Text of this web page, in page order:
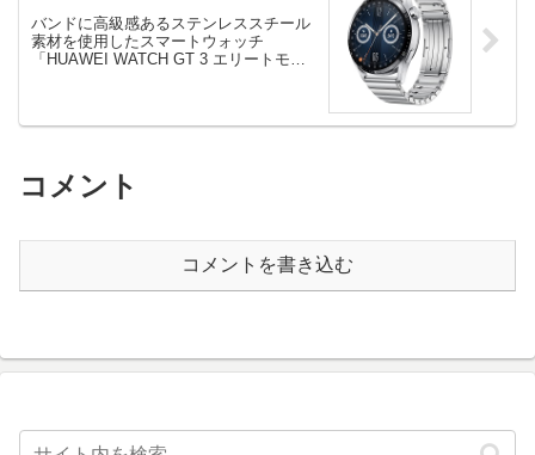
バンドに高級感あるステンレススチール
素材を使用したスマートウォッチ
「HUAWEI WATCH GT 3 エリートモデ
コメント
コメントを書き込む